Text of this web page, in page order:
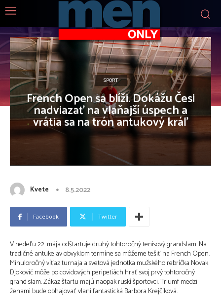
SPORT
French Open sa blíži. Dokážu Česi
nadviazať na vlaňajší úspech a
vrátia sa na trón antukový kráľ
Kvete 8.5.2022
Facebook Twitter
V nedeľu 22. mája odštartuje druhý tohtoročný tenisový grandslam. Na
tradičné antuke av obvyklom termíne sa môžeme tešiť na French Open.
Minuloročný víťaz turnaja a svetová jednotka mužského rebríčka Novak
Djoković môže po covidových peripetiách hrať svoj prvý tohtoročný
grand slam. Zákaz štartu majú naopak ruskí športovci. Triumf medzi
ženami bude obhajovať vlani fantastická Barbora Krejčíková.